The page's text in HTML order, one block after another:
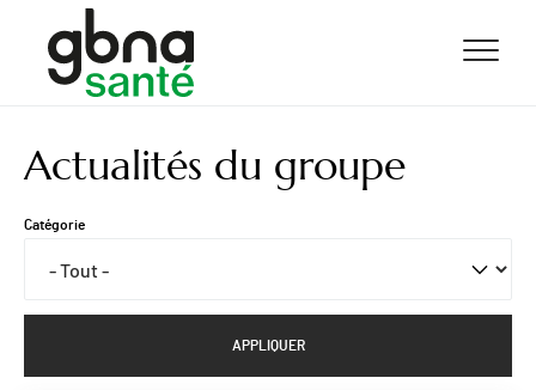
ALLER AU CONTENU
ALLER AU MENU
ALLER À LA RECHERCHE
Actualités du groupe
Catégorie